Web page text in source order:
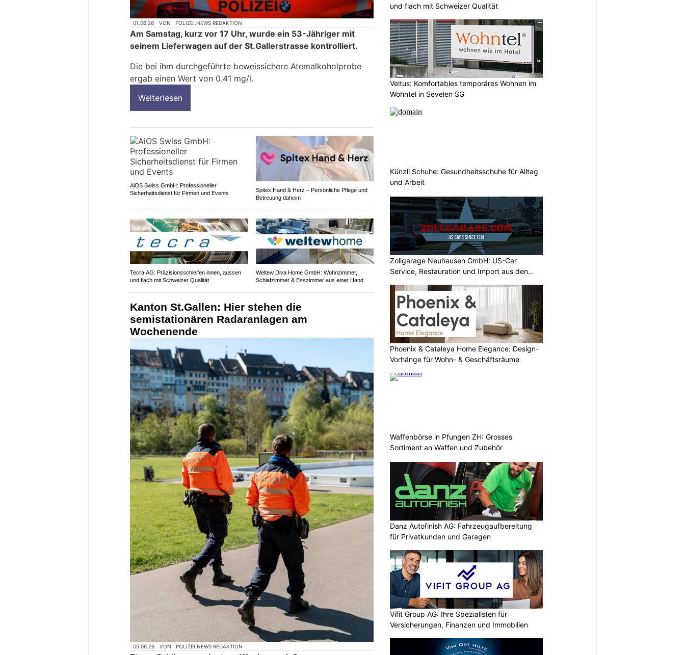
01.06.26 VON POLIZEI.NEWS REDAKTION
Am Samstag, kurz vor 17 Uhr, wurde ein 53-Jähriger mit
seinem Lieferwagen auf der St.Gallerstrasse kontrolliert.
Die bei ihm durchgeführte beweissichere Atemalkoholprobe
ergab einen Wert von 0.41 mg/l.
Weiterlesen
AiOS Swiss GmbH: Professioneller
Sicherheitsdienst für Firmen und Events
Spitex Hand & Herz – Persönliche Pflege und
Betreuung daheim
Tecra AG: Präzisionsschleifen innen, aussen
und flach mit Schweizer Qualität
Weltew Diva Home GmbH: Wohnzimmer,
Schlafzimmer & Esszimmer aus einer Hand
Kanton St.Gallen: Hier stehen die
semistationären Radaranlagen am
Wochenende
05.06.26 VON POLIZEI.NEWS REDAKTION
und flach mit Schweizer Qualität
Veltus: Komfortables temporäres Wohnen im
Wohntel in Sevelen SG
Künzli Schuhe: Gesundheitsschuhe für Alltag
und Arbeit
Zollgarage Neuhausen GmbH: US-Car
Service, Restauration und Import aus den
Phoenix & Cataleya Home Elegance: Design-
Vorhänge für Wohn- & Geschäftsräume
Waffenbörse in Pfungen ZH: Grosses
Sortiment an Waffen und Zubehör
Danz Autofinish AG: Fahrzeugaufbereitung
für Privatkunden und Garagen
Vifit Group AG: Ihre Spezialisten für
Versicherungen, Finanzen und Immobilien